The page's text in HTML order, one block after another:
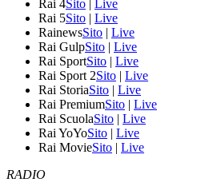
Rai 4Sito | Live
Rai 5Sito | Live
RainewsSito | Live
Rai GulpSito | Live
Rai SportSito | Live
Rai Sport 2Sito | Live
Rai StoriaSito | Live
Rai PremiumSito | Live
Rai ScuolaSito | Live
Rai YoYoSito | Live
Rai MovieSito | Live
RADIO